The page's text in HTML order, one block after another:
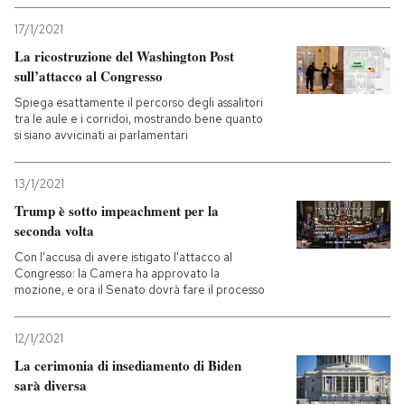
17/1/2021
La ricostruzione del Washington Post
sull’attacco al Congresso
Spiega esattamente il percorso degli assalitori
tra le aule e i corridoi, mostrando bene quanto
si siano avvicinati ai parlamentari
13/1/2021
Trump è sotto impeachment per la
seconda volta
Con l'accusa di avere istigato l'attacco al
Congresso: la Camera ha approvato la
mozione, e ora il Senato dovrà fare il processo
12/1/2021
La cerimonia di insediamento di Biden
sarà diversa